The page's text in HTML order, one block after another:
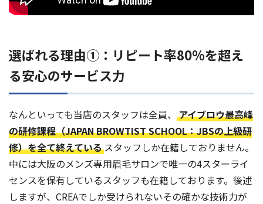
選ばれる理由①：リピート率80%を超え
る安心のサービス力
なんといっても当店のスタッフは全員、 アイブロウ最高峰
の研修課程（JAPAN BROWTIST SCHOOL：JBSの上級研
修）を全て終えている スタッフしか在籍しておりません。
中には大阪のメンズ専用眉毛サロンで唯一の4スターライ
センスを保有しているスタッフも在籍しております。後述
しますが、CREAでしか受けられないその確かな技術力が